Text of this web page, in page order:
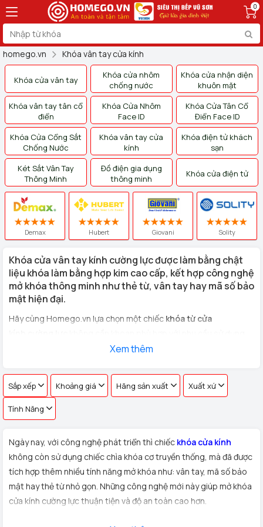
0
homego.vn Khóa vân tay cửa kính
Khóa cửa vân tay
Khóa cửa nhôm
chống nước
Khóa cửa nhận diện
khuôn mặt
Khóa vân tay tân cổ
điển
Khóa Cửa Nhôm
Face ID
Khóa Cửa Tân Cổ
Điển Face ID
Khóa Cửa Cổng Sắt
Chống Nước
Khóa vân tay cửa
kính
Khóa điện tử khách
sạn
Két Sắt Vân Tay
Thông Minh
Đồ điện gia dụng
thông minh
Khóa cửa điện tử
Demax Hubert Giovani Solity
Khóa cửa vân tay kính cường lực được làm bằng chật
liệu khóa làm bằng hợp kim cao cấp, kết hợp công nghệ
mở khóa thông minh như thẻ từ, vân tay hay mã số bảo
mật hiện đại.
Hãy cùng Homego.vn lựa chọn một chiếc khóa từ cửa
cửa kính văn phòng, cửa hàng, nhà riêng
Xem thêm
Sắp xếp Khoảng giá Hãng sản xuất Xuất xứ
Tính Năng
Ngày nay, với công nghệ phát triển thì chiếc khóa cửa kính
không còn sử dụng chiếc chìa khóa cơ truyền thống, mà đã được
tích hợp thêm nhiều tính năng mở khóa như: vân tay, mã số bảo
mật hay thẻ từ nhỏ gọn. Những công nghệ mới này giúp mở khóa
cửa kính cường lực thuận tiện và độ an toàn cao hơn.